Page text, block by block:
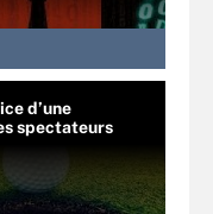
d’une
spectateurs